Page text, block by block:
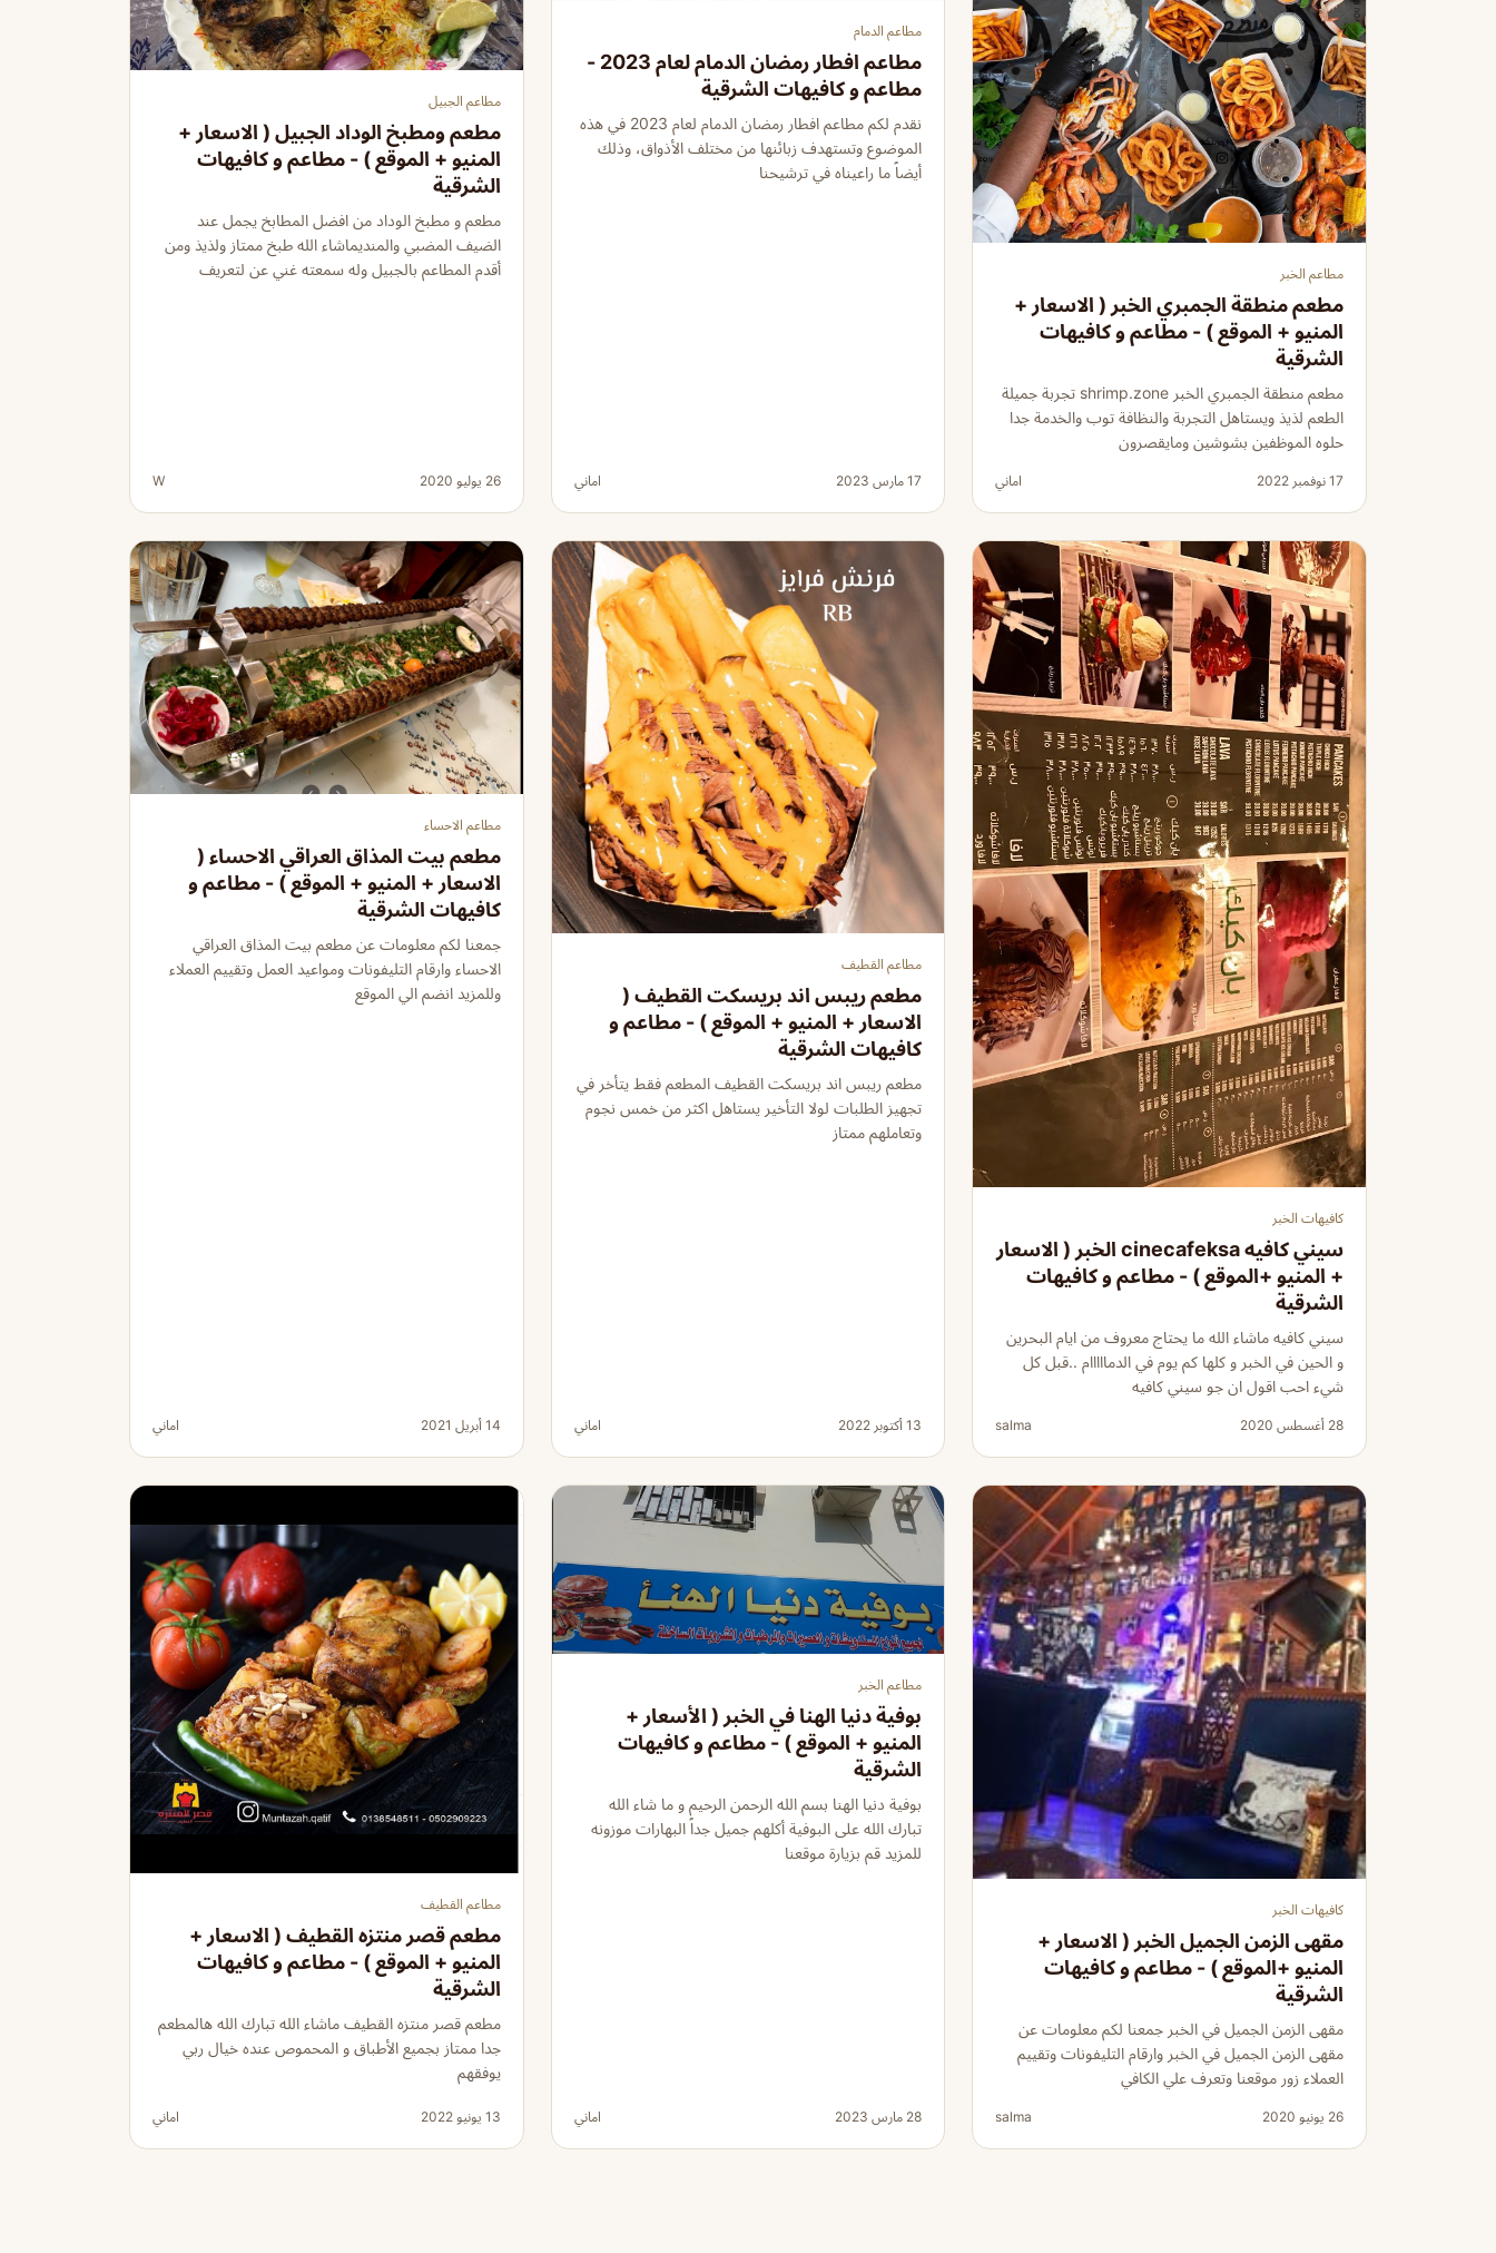
مطاعم الخبر
مطعم منطقة الجمبري الخبر ( الاسعار +
المنيو + الموقع ) - مطاعم و كافيهات
الشرقية
مطعم منطقة الجمبري الخبر shrimp.zone تجربة جميلة
الطعم لذيذ ويستاهل التجربة والنظافة توب والخدمة جدا
حلوه الموظفين بشوشين ومايقصرون
17 نوفمبر 2022 اماني
مطاعم الدمام
مطاعم افطار رمضان الدمام لعام 2023 -
مطاعم و كافيهات الشرقية
نقدم لكم مطاعم افطار رمضان الدمام لعام 2023 في هذه
الموضوع وتستهدف زبائنها من مختلف الأذواق، وذلك
أيضاً ما راعيناه في ترشيحنا
17 مارس 2023 اماني
مطاعم الجبيل
مطعم ومطبخ الوداد الجبيل ( الاسعار +
المنيو + الموقع ) - مطاعم و كافيهات
الشرقية
مطعم و مطبخ الوداد من افضل المطابخ يجمل عند
الضيف المضبي والمنديماشاء الله طبخ ممتاز ولذيذ ومن
أقدم المطاعم بالجبيل وله سمعته غني عن لتعريف
26 يوليو 2020 W
كافيهات الخبر
سيني كافيه cinecafeksa الخبر ( الاسعار
+ المنيو +الموقع ) - مطاعم و كافيهات
الشرقية
سيني كافيه ماشاء الله ما يحتاج معروف من ايام البحرين
و الحين في الخبر و كلها كم يوم في الدمااااام ..قبل كل
شيء احب اقول ان جو سيني كافيه
28 أغسطس 2020 salma
مطاعم القطيف
مطعم ريبس اند بريسكت القطيف (
الاسعار + المنيو + الموقع ) - مطاعم و
كافيهات الشرقية
مطعم ريبس اند بريسكت القطيف المطعم فقط يتأخر في
تجهيز الطلبات لولا التأخير يستاهل اكثر من خمس نجوم
وتعاملهم ممتاز
13 أكتوبر 2022 اماني
مطاعم الاحساء
مطعم بيت المذاق العراقي الاحساء (
الاسعار + المنيو + الموقع ) - مطاعم و
كافيهات الشرقية
جمعنا لكم معلومات عن مطعم بيت المذاق العراقي
الاحساء وارقام التليفونات ومواعيد العمل وتقييم العملاء
وللمزيد انضم الي الموقع
14 أبريل 2021 اماني
كافيهات الخبر
مقهى الزمن الجميل الخبر ( الاسعار +
المنيو +الموقع ) - مطاعم و كافيهات
الشرقية
مقهى الزمن الجميل في الخبر جمعنا لكم معلومات عن
مقهى الزمن الجميل في الخبر وارقام التليفونات وتقييم
العملاء زور موقعنا وتعرف علي الكافي
26 يونيو 2020 salma
مطاعم الخبر
بوفية دنيا الهنا في الخبر ( الأسعار +
المنيو + الموقع ) - مطاعم و كافيهات
الشرقية
بوفية دنيا الهنا بسم الله الرحمن الرحيم و ما شاء الله
تبارك الله على البوفية أكلهم جميل جداً البهارات موزونه
للمزيد قم بزيارة موقعنا
28 مارس 2023 اماني
مطاعم القطيف
مطعم قصر منتزه القطيف ( الاسعار +
المنيو + الموقع ) - مطاعم و كافيهات
الشرقية
مطعم قصر منتزه القطيف ماشاء الله تبارك الله هالمطعم
جدا ممتاز بجميع الأطباق و المحموص عنده خيال ربي
يوفقهم
13 يونيو 2022 اماني